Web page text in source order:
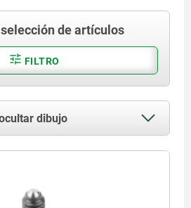
de artículos
FILTRO
dibujo